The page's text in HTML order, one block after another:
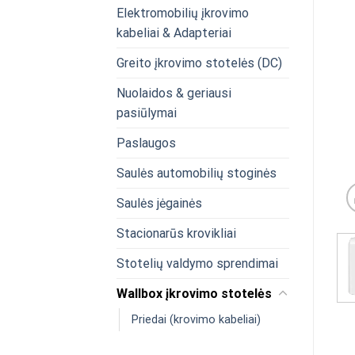
Elektromobilių įkrovimo
kabeliai & Adapteriai
Greito įkrovimo stotelės (DC)
Nuolaidos & geriausi
pasiūlymai
Paslaugos
Saulės automobilių stoginės
Saulės jėgainės
Stacionarūs krovikliai
Stotelių valdymo sprendimai
Wallbox įkrovimo stotelės
Priedai (krovimo kabeliai)